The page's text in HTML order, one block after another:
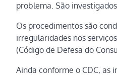
problema. São
Os procedimentos são
irregularidades nos
(Código de Defesa do
Ainda conforme o CDC, as